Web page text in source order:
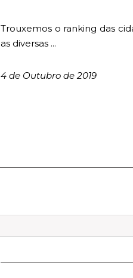
Trouxemos o ranking das
as diversas ...
4 de Outubro de 2019